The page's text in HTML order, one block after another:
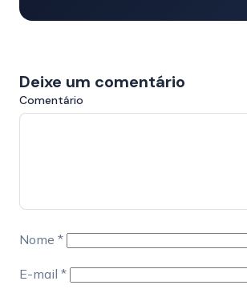
Deixe um comentário
Comentário
Nome *
E-mail *